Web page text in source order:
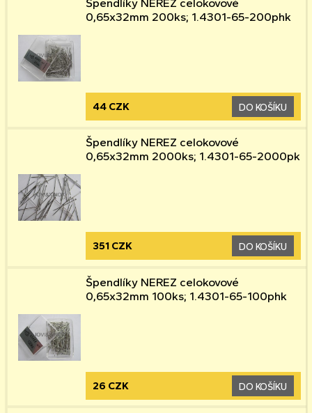
0,65x32mm 200ks; 1.4301-65-200phk
44 CZK DO KOŠÍKU
Špendlíky NEREZ celokovové
0,65x32mm 2000ks; 1.4301-65-2000pk
351 CZK DO KOŠÍKU
Špendlíky NEREZ celokovové
0,65x32mm 100ks; 1.4301-65-100phk
26 CZK DO KOŠÍKU